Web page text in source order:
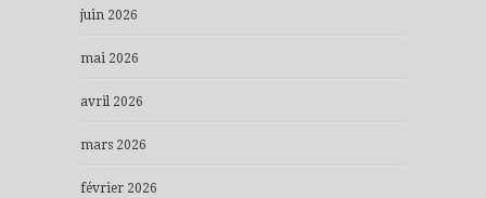
juin 2026
mai 2026
avril 2026
mars 2026
février 2026